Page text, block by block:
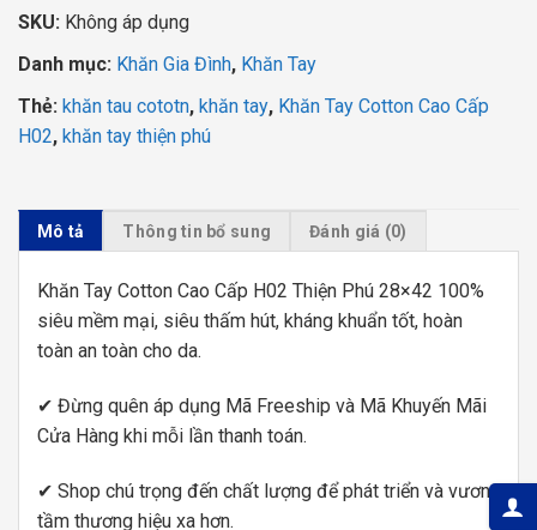
SKU: Không áp dụng
Danh mục: Khăn Gia Đình, Khăn Tay
Thẻ: khăn tau cototn, khăn tay, Khăn Tay Cotton Cao Cấp
H02, khăn tay thiện phú
Mô tả Thông tin bổ sung Đánh giá (0)
Khăn Tay Cotton Cao Cấp H02 Thiện Phú 28×42 100%
siêu mềm mại, siêu thấm hút, kháng khuẩn tốt, hoàn
toàn an toàn cho da.
✔ Đừng quên áp dụng Mã Freeship và Mã Khuyến Mãi
Cửa Hàng khi mỗi lần thanh toán.
✔ Shop chú trọng đến chất lượng để phát triển và vươn
tầm thương hiệu xa hơn.